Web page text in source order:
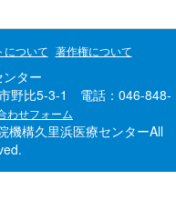
について 著作権について
ター
野比5-3-1 電話：046-848-
わせフォーム
機構久里浜医療センターAll